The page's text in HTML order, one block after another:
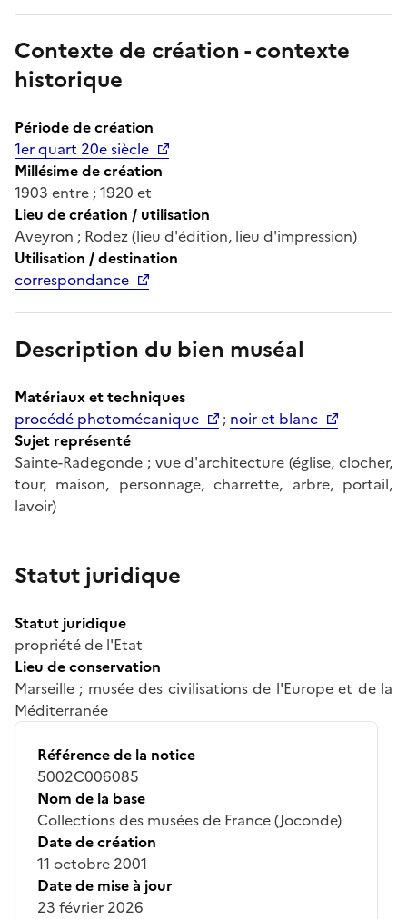
Contexte de création - contexte
historique
Période de création
1er quart 20e siècle
Millésime de création
1903 entre ; 1920 et
Lieu de création / utilisation
Aveyron ; Rodez (lieu d'édition, lieu d'impression)
Utilisation / destination
correspondance
Description du bien muséal
Matériaux et techniques
procédé photomécanique
; noir et blanc
Sujet représenté
Sainte-Radegonde ; vue d'architecture (église, clocher,
tour, maison, personnage, charrette, arbre, portail,
lavoir)
Statut juridique
Statut juridique
propriété de l'Etat
Lieu de conservation
Marseille ; musée des civilisations de l'Europe et de la
Méditerranée
Référence de la notice
5002C006085
Nom de la base
Collections des musées de France (Joconde)
Date de création
11 octobre 2001
Date de mise à jour
23 février 2026